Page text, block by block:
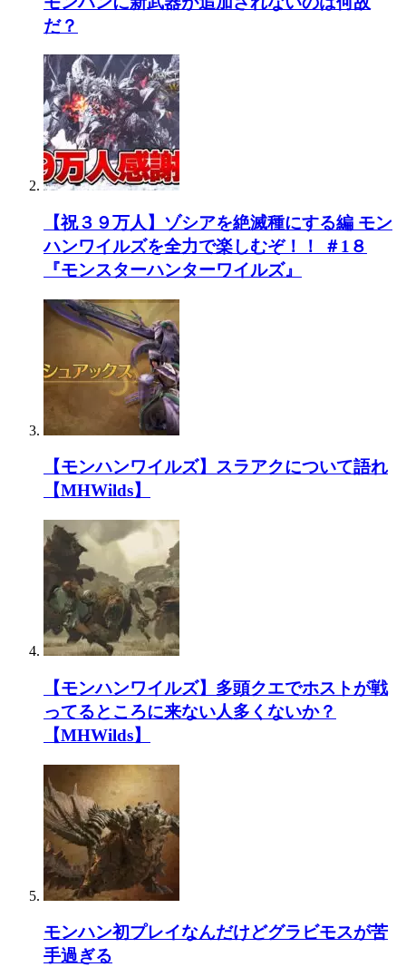
だ？
【祝３９万人】ゾシアを絶滅種にする編 モン
ハンワイルズを全力で楽しむぞ！！ ＃1８
『モンスターハンターワイルズ』
【モンハンワイルズ】スラアクについて語れ
【MHWilds】
【モンハンワイルズ】多頭クエでホストが戦
ってるところに来ない人多くないか？
【MHWilds】
モンハン初プレイなんだけどグラビモスが苦
手過ぎる